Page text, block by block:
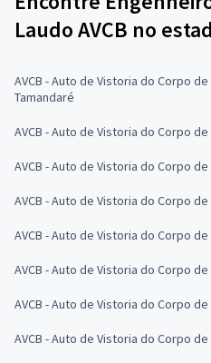
Laudo AVCB no
AVCB - Auto de Vistoria do Corpo
Tamandaré
AVCB - Auto de Vistoria do Corpo
AVCB - Auto de Vistoria do Corpo
AVCB - Auto de Vistoria do Corpo
AVCB - Auto de Vistoria do Corpo
AVCB - Auto de Vistoria do Corpo
AVCB - Auto de Vistoria do Corpo
AVCB - Auto de Vistoria do Corpo